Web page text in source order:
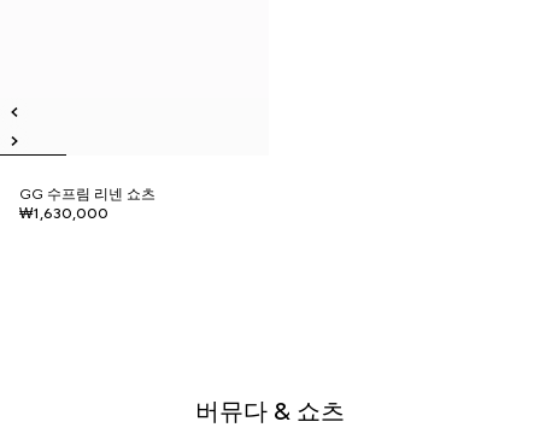
GG 수프림 리넨 쇼츠
₩1,630,000
버뮤다 & 쇼츠